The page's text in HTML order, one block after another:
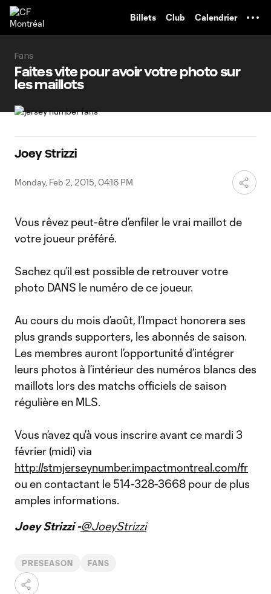
Billets Club Calendrier
Fans
Faites vite pour avoir votre photo sur
les maillots
Joey Strizzi
Monday, Feb 2, 2015, 04:16 PM
Vous rêvez peut-être d’enfiler le vrai maillot de
votre joueur préféré.
Sachez qu’il est possible de retrouver votre
photo DANS le numéro de ce joueur.
Au cours du mois d’août, l’Impact honorera ses
plus grands supporters, les abonnés de saison.
Les membres auront l’opportunité d’intégrer
leurs photos à l’intérieur des numéros blancs des
maillots lors des matchs officiels de saison
régulière en MLS.
Vous n’avez qu’à vous inscrire avant ce mardi 3
février (midi) via
http://stmjerseynumber.impactmontreal.com/fr
ou en contactant le 514-328-3668 pour de plus
amples informations.
Joey Strizzi -@JoeyStrizzi
PRESEASON FANS